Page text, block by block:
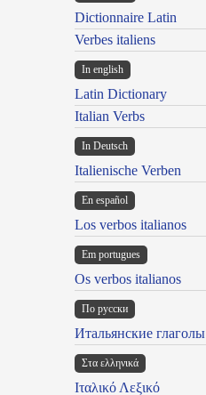
Dictionnaire Latin
Verbes italiens
In english
Latin Dictionary
Italian Verbs
In Deutsch
Italienische Verben
En español
Los verbos italianos
Em portugues
Os verbos italianos
По русски
Итальянские глаголы
Στα ελληνικά
Ιταλικό Λεξικό